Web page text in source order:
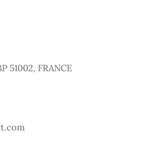
51002, FRANCE